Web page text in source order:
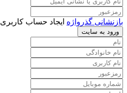
بازنشانی گذرواژه ایجاد حساب کاربری
ورود به سایت